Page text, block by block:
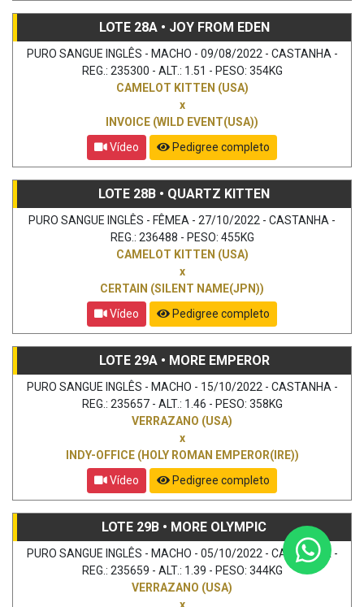
LOTE 28A • JOY FROM EDEN
PURO SANGUE INGLÊS - MACHO - 09/08/2022 - CASTANHA -
REG.: 235300 - ALT.: 1.51 - PESO: 354KG
CAMELOT KITTEN (USA)
x
INVOICE (WILD EVENT(USA))
Vídeo
Pedigree completo
LOTE 28B • QUARTZ KITTEN
PURO SANGUE INGLÊS - FÊMEA - 27/10/2022 - CASTANHA -
REG.: 236488 - PESO: 455KG
CAMELOT KITTEN (USA)
x
CERTAIN (SILENT NAME(JPN))
Vídeo
Pedigree completo
LOTE 29A • MORE EMPEROR
PURO SANGUE INGLÊS - MACHO - 15/10/2022 - CASTANHA -
REG.: 235657 - ALT.: 1.46 - PESO: 358KG
VERRAZANO (USA)
x
INDY-OFFICE (HOLY ROMAN EMPEROR(IRE))
Vídeo
Pedigree completo
LOTE 29B • MORE OLYMPIC
PURO SANGUE INGLÊS - MACHO - 05/10/2022 - CASTANHA -
REG.: 235659 - ALT.: 1.39 - PESO: 344KG
VERRAZANO (USA)
x